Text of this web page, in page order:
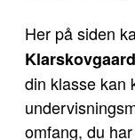
Her på siden
Klarskovgaard
din klasse kan
omfang, du